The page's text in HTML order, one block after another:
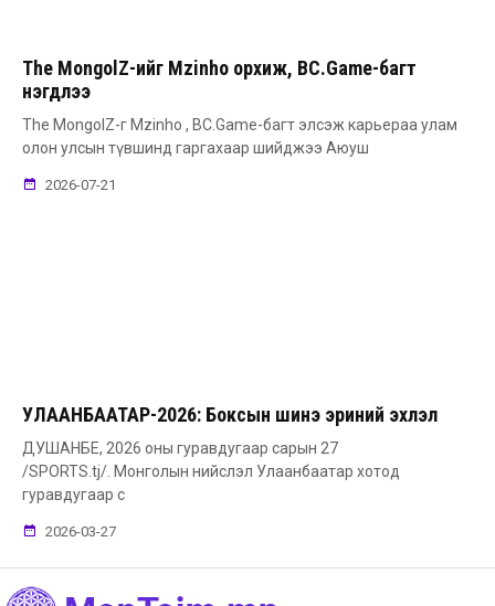
The MongolZ-ийг Mzinho орхиж, BC.Game-багт
нэгдлээ
The MongolZ-г Mzinho , BC.Game-багт элсэж карьераа улам
олон улсын түвшинд гаргахаар шийджээ Аюуш
2026-07-21
УЛААНБААТАР-2026: Боксын шинэ эриний эхлэл
ДУШАНБЕ, 2026 оны гуравдугаар сарын 27
/SPORTS.tj/. Монголын нийслэл Улаанбаатар хотод
гуравдугаар с
2026-03-27